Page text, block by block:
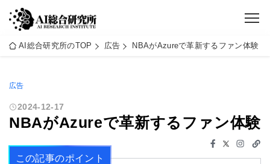
AI総合研究所のTOP 広告 NBAがAzureで革新するファン体験
広告
2024-12-17
NBAがAzureで革新するファン体験
この記事のポイント